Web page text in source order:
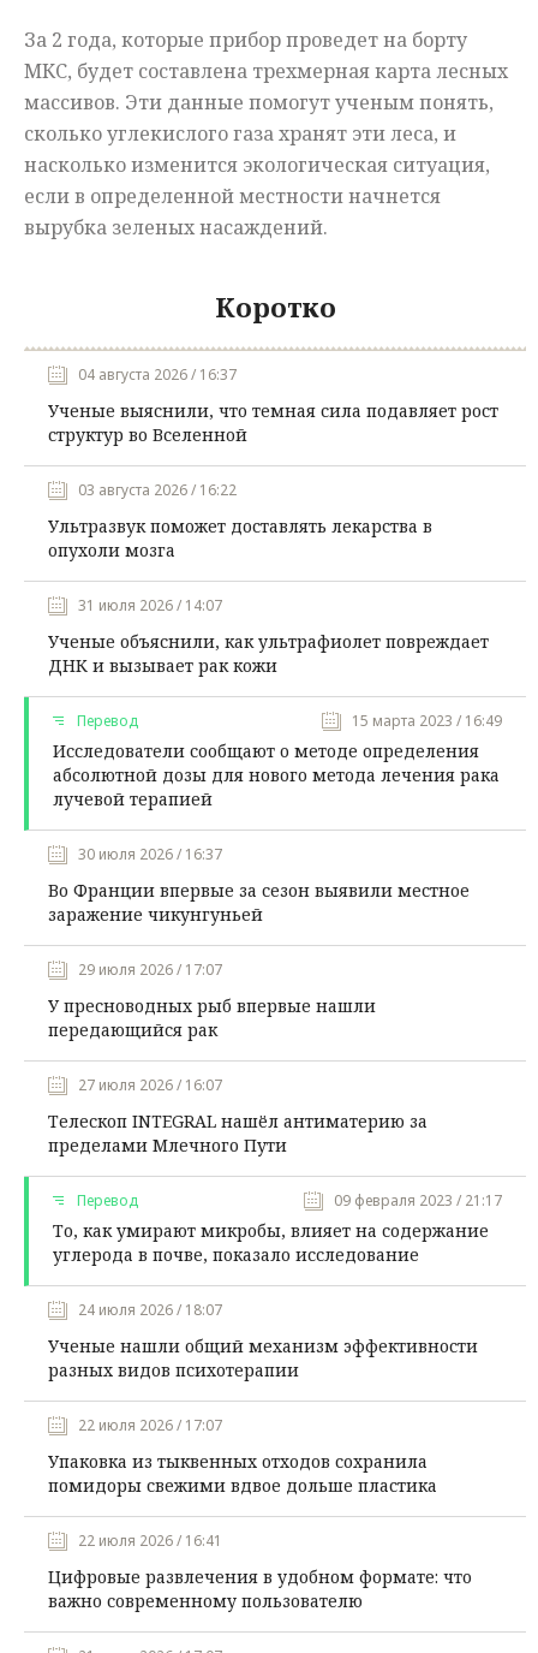
За 2 года, которые прибор проведет на борту
МКС, будет составлена трехмерная карта лесных
массивов. Эти данные помогут ученым понять,
сколько углекислого газа хранят эти леса, и
насколько изменится экологическая ситуация,
если в определенной местности начнется
вырубка зеленых насаждений.
Коротко
04 августа 2026 / 16:37
Ученые выяснили, что темная сила подавляет рост
структур во Вселенной
03 августа 2026 / 16:22
Ультразвук поможет доставлять лекарства в
опухоли мозга
31 июля 2026 / 14:07
Ученые объяснили, как ультрафиолет повреждает
ДНК и вызывает рак кожи
Перевод 15 марта 2023 / 16:49
Исследователи сообщают о методе определения
абсолютной дозы для нового метода лечения рака
лучевой терапией
30 июля 2026 / 16:37
Во Франции впервые за сезон выявили местное
заражение чикунгуньей
29 июля 2026 / 17:07
У пресноводных рыб впервые нашли
передающийся рак
27 июля 2026 / 16:07
Телескоп INTEGRAL нашёл антиматерию за
пределами Млечного Пути
Перевод 09 февраля 2023 / 21:17
То, как умирают микробы, влияет на содержание
углерода в почве, показало исследование
24 июля 2026 / 18:07
Ученые нашли общий механизм эффективности
разных видов психотерапии
22 июля 2026 / 17:07
Упаковка из тыквенных отходов сохранила
помидоры свежими вдвое дольше пластика
22 июля 2026 / 16:41
Цифровые развлечения в удобном формате: что
важно современному пользователю